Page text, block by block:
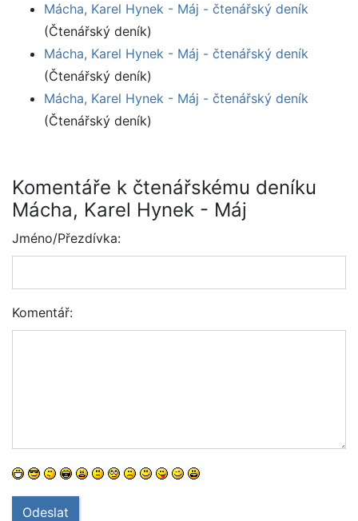
Mácha, Karel Hynek - Máj - čtenářský deník
(Čtenářský deník)
Mácha, Karel Hynek - Máj - čtenářský deník
(Čtenářský deník)
Mácha, Karel Hynek - Máj - čtenářský deník
(Čtenářský deník)
Komentáře k čtenářskému deníku
Mácha, Karel Hynek - Máj
Jméno/Přezdívka:
Komentář:
Odeslat